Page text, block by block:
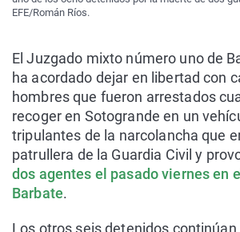
EFE/Román Ríos.
El Juzgado mixto número uno de
ha acordado dejar en libertad con
hombres que fueron arrestados
recoger en Sotogrande en un
tripulantes de la narcolancha que
patrullera de la Guardia Civil y
dos agentes el pasado viernes en
Barbate.
Los otros seis detenidos